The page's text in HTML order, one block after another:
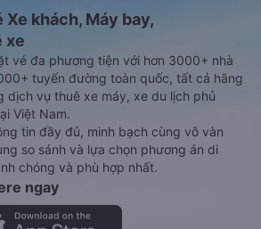
khách, Máy bay,
xe
vé đa phương tiện với hơn 3000+ nhà
tuyến đường toàn quốc, tất cả hãng
dịch vụ thuê xe máy, xe du lịch phủ
Việt Nam.
tin đầy đủ, minh bạch cùng vô vàn
so sánh và lựa chọn phương án di
chóng và phù hợp nhất.
ngay